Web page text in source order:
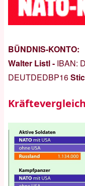
BÜNDNIS-KONTO:
Walter Listl - IBAN:
DEUTDEDBP16